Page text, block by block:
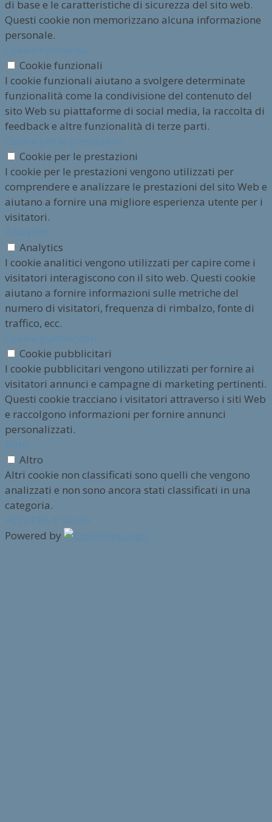
di base e le caratteristiche di sicurezza del sito web.
Questi cookie non memorizzano alcuna informazione
personale.
Cookie funzionali
I cookie funzionali aiutano a svolgere determinate
funzionalità come la condivisione del contenuto del
sito Web su piattaforme di social media, la raccolta di
feedback e altre funzionalità di terze parti.
Cookie per le prestazioni
I cookie per le prestazioni vengono utilizzati per
comprendere e analizzare le prestazioni del sito Web e
aiutano a fornire una migliore esperienza utente per i
visitatori.
Analytics
I cookie analitici vengono utilizzati per capire come i
visitatori interagiscono con il sito web. Questi cookie
aiutano a fornire informazioni sulle metriche del
numero di visitatori, frequenza di rimbalzo, fonte di
traffico, ecc.
Cookie pubblicitari
I cookie pubblicitari vengono utilizzati per fornire ai
visitatori annunci e campagne di marketing pertinenti.
Questi cookie tracciano i visitatori attraverso i siti Web
e raccolgono informazioni per fornire annunci
personalizzati.
Altro
Altri cookie non classificati sono quelli che vengono
analizzati e non sono ancora stati classificati in una
categoria.
Powered by